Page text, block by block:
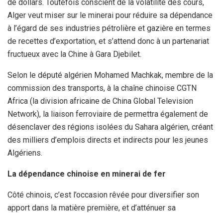
de dollars. Toutefois conscient de la volatilité des cours,
Alger veut miser sur le minerai pour réduire sa dépendance
à l’égard de ses industries pétrolière et gazière en termes
de recettes d’exportation, et s’attend donc à un partenariat
fructueux avec la Chine à Gara Djebilet.
Selon le député algérien Mohamed Machkak, membre de la
commission des transports, à la chaîne chinoise CGTN
Africa (la division africaine de China Global Television
Network), la liaison ferroviaire de permettra également de
désenclaver des régions isolées du Sahara algérien, créant
des milliers d’emplois directs et indirects pour les jeunes
Algériens.
La dépendance chinoise en minerai de fer
Côté chinois, c’est l’occasion rêvée pour diversifier son
apport dans la matière première, et d’atténuer sa